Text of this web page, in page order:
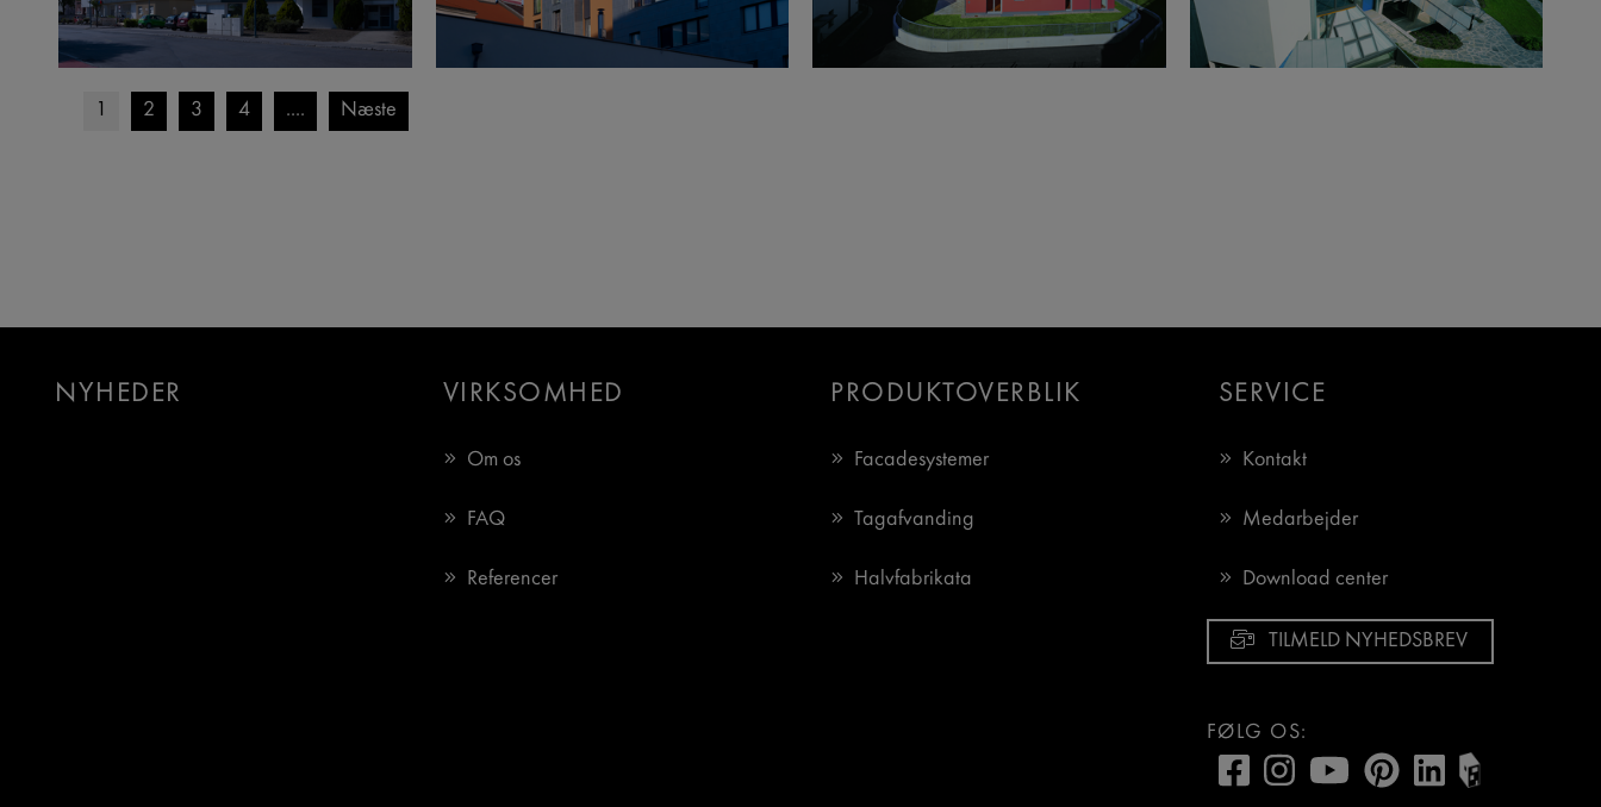
2 3 4 .... Næste
NYHEDER VIRKSOMHED
Om os
FAQ
Referencer
PRODUKTOVERBLIK
Facadesystemer
Tagafvanding
Halvfabrikata
SERVICE
Kontakt
Medarbejder
Download center
TILMELD NYHEDSBREV
FØLG OS: